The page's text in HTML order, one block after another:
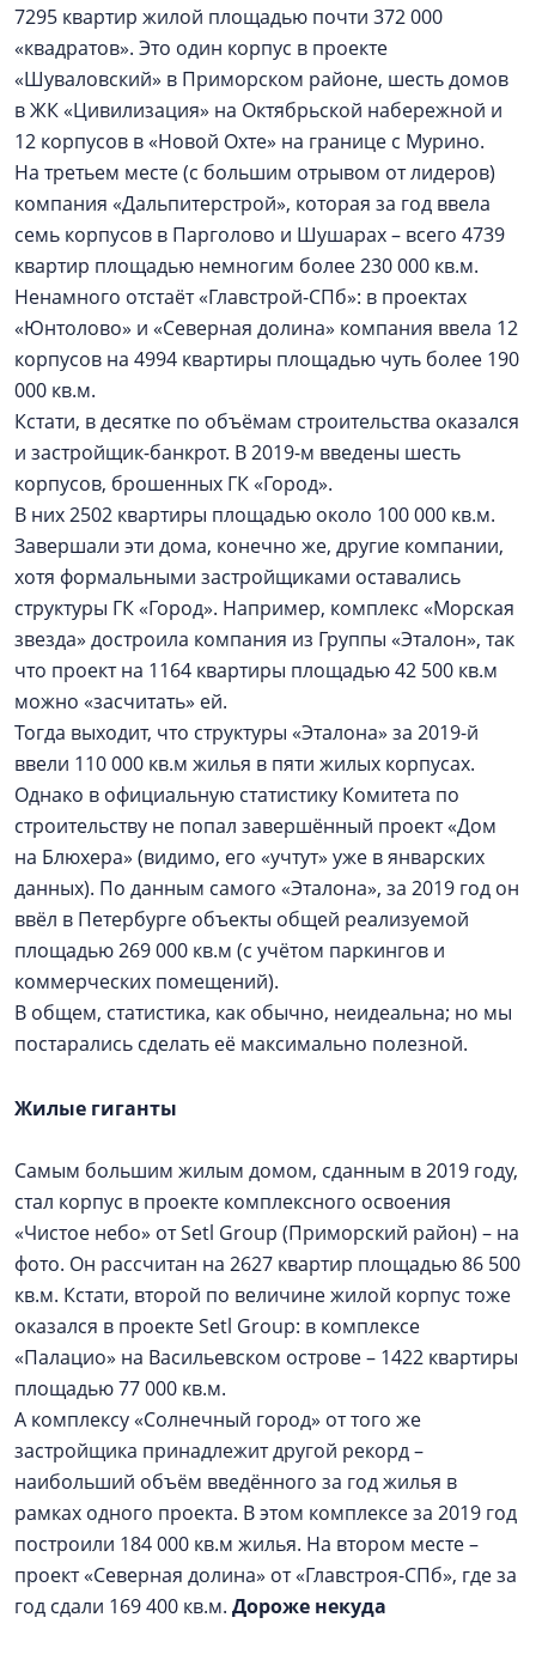
7295 квартир жилой площадью почти 372 000
«квадратов». Это один корпус в проекте
«Шуваловский» в Приморском районе, шесть домов
в ЖК «Цивилизация» на Октябрьской набережной и
12 корпусов в «Новой Охте» на границе с Мурино.
На третьем месте (с большим отрывом от лидеров)
компания «Дальпитерстрой», которая за год ввела
семь корпусов в Парголово и Шушарах – всего 4739
квартир площадью немногим более 230 000 кв.м.
Ненамного отстаёт «Главстрой-СПб»: в проектах
«Юнтолово» и «Северная долина» компания ввела 12
корпусов на 4994 квартиры площадью чуть более 190
000 кв.м.
Кстати, в десятке по объёмам строительства оказался
и застройщик-банкрот. В 2019-м введены шесть
корпусов, брошенных ГК «Город».
В них 2502 квартиры площадью около 100 000 кв.м.
Завершали эти дома, конечно же, другие компании,
хотя формальными застройщиками оставались
структуры ГК «Город». Например, комплекс «Морская
звезда» достроила компания из Группы «Эталон», так
что проект на 1164 квартиры площадью 42 500 кв.м
можно «засчитать» ей.
Тогда выходит, что структуры «Эталона» за 2019-й
ввели 110 000 кв.м жилья в пяти жилых корпусах.
Однако в официальную статистику Комитета по
строительству не попал завершённый проект «Дом
на Блюхера» (видимо, его «учтут» уже в январских
данных). По данным самого «Эталона», за 2019 год он
ввёл в Петербурге объекты общей реализуемой
площадью 269 000 кв.м (с учётом паркингов и
коммерческих помещений).
В общем, статистика, как обычно, неидеальна; но мы
постарались сделать её максимально полезной.
Жилые гиганты
Самым большим жилым домом, сданным в 2019 году,
стал корпус в проекте комплексного освоения
«Чистое небо» от Setl Group (Приморский район) – на
фото. Он рассчитан на 2627 квартир площадью 86 500
кв.м. Кстати, второй по величине жилой корпус тоже
оказался в проекте Setl Group: в комплексе
«Палацио» на Васильевском острове – 1422 квартиры
площадью 77 000 кв.м.
А комплексу «Солнечный город» от того же
застройщика принадлежит другой рекорд –
наибольший объём введённого за год жилья в
рамках одного проекта. В этом комплексе за 2019 год
построили 184 000 кв.м жилья. На втором месте –
проект «Северная долина» от «Главстроя-СПб», где за
год сдали 169 400 кв.м. Дороже некуда